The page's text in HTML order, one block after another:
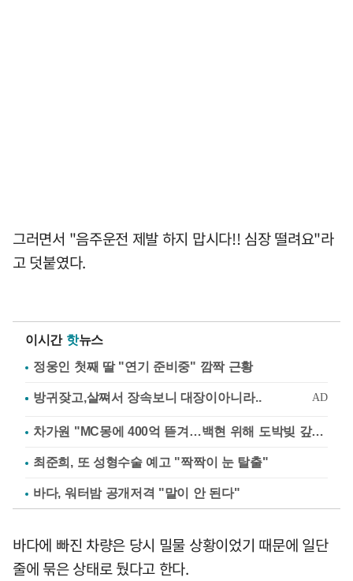
그러면서 "음주운전 제발 하지 맙시다!! 심장 떨려요"라
고 덧붙였다.
이시간 핫뉴스
정웅인 첫째 딸 "연기 준비중" 깜짝 근황
차가원 "MC몽에 400억 뜯겨…백현 위해 도박빚 갚아줘"
최준희, 또 성형수술 예고 "짝짝이 눈 탈출"
바다, 워터밤 공개저격 "말이 안 된다"
바다에 빠진 차량은 당시 밀물 상황이었기 때문에 일단
줄에 묶은 상태로 뒀다고 한다.